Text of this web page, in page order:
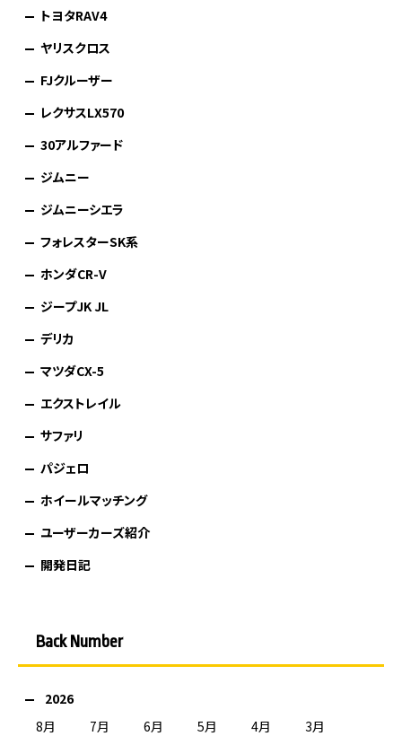
トヨタRAV4
ヤリスクロス
FJクルーザー
レクサスLX570
30アルファード
ジムニー
ジムニーシエラ
フォレスターSK系
ホンダCR-V
ジープJK JL
デリカ
マツダCX-5
エクストレイル
サファリ
パジェロ
ホイールマッチング
ユーザーカーズ紹介
開発日記
Back Number
2026
8月
7月 6月 5月 4月
3月